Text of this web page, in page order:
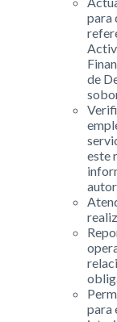
para
de
este
para